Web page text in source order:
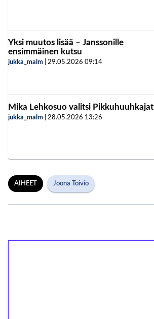
Yksi muutos lisää – Janssonille
ensimmäinen kutsu
jukka_malm 29.05.2026 09:14
Mika Lehkosuo valitsi Pikkuhuuhkajat
jukka_malm 28.05.2026 13:26
AIHEET Joona Toivio